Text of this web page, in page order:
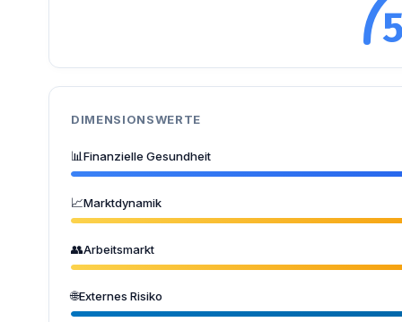
DIMENSIONSWERTE
📊Finanzielle Gesundheit
📈Marktdynamik
👥Arbeitsmarkt
🌐Externes Risiko